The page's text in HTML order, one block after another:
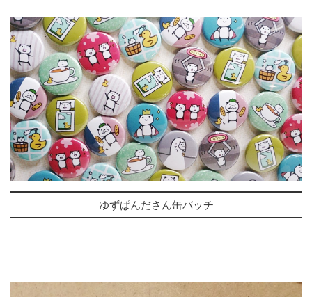
ゆずぱんださん缶バッチ